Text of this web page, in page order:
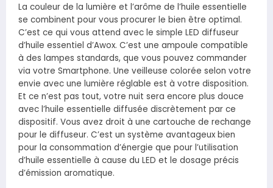
La couleur de la lumière et l’arôme de l’huile essentielle
se combinent pour vous procurer le bien être optimal.
C’est ce qui vous attend avec le simple LED diffuseur
d’huile essentiel d’Awox. C’est une ampoule compatible
à des lampes standards, que vous pouvez commander
via votre Smartphone. Une veilleuse colorée selon votre
envie avec une lumière réglable est à votre disposition.
Et ce n’est pas tout, votre nuit sera encore plus douce
avec l’huile essentielle diffusée discrètement par ce
dispositif. Vous avez droit à une cartouche de rechange
pour le diffuseur. C’est un système avantageux bien
pour la consommation d’énergie que pour l’utilisation
d’huile essentielle à cause du LED et le dosage précis
d’émission aromatique.